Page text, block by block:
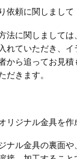
依頼に関しまして
法に関しまして
れていただき、
から追ってお見
だきます。
リジナル金具を
ナル金具の裏面